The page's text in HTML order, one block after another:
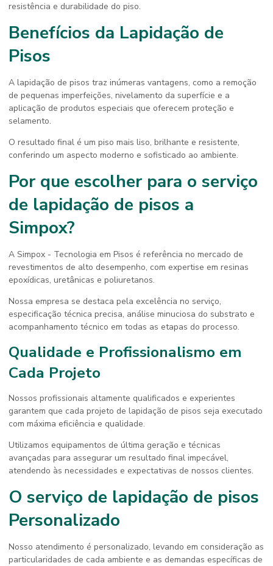
resistência e durabilidade do piso.
Benefícios da Lapidação de
Pisos
A lapidação de pisos traz inúmeras vantagens, como a remoção
de pequenas imperfeições, nivelamento da superfície e a
aplicação de produtos especiais que oferecem proteção e
selamento.
O resultado final é um piso mais liso, brilhante e resistente,
conferindo um aspecto moderno e sofisticado ao ambiente.
Por que escolher para o serviço
de lapidação de pisos a
Simpox?
A Simpox - Tecnologia em Pisos é referência no mercado de
revestimentos de alto desempenho, com expertise em resinas
epoxídicas, uretânicas e poliuretanos.
Nossa empresa se destaca pela excelência no serviço,
especificação técnica precisa, análise minuciosa do substrato e
acompanhamento técnico em todas as etapas do processo.
Qualidade e Profissionalismo em
Cada Projeto
Nossos profissionais altamente qualificados e experientes
garantem que cada projeto de lapidação de pisos seja executado
com máxima eficiência e qualidade.
Utilizamos equipamentos de última geração e técnicas
avançadas para assegurar um resultado final impecável,
atendendo às necessidades e expectativas de nossos clientes.
O serviço de lapidação de pisos
Personalizado
Nosso atendimento é personalizado, levando em consideração as
particularidades de cada ambiente e as demandas específicas de